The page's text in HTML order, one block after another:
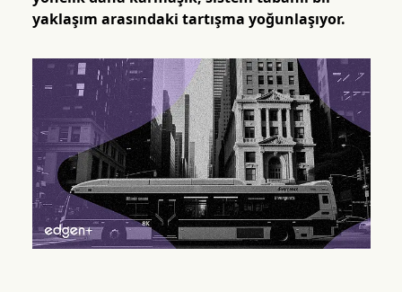
yaklaşım arasındaki tartışma yoğunlaşıyor.